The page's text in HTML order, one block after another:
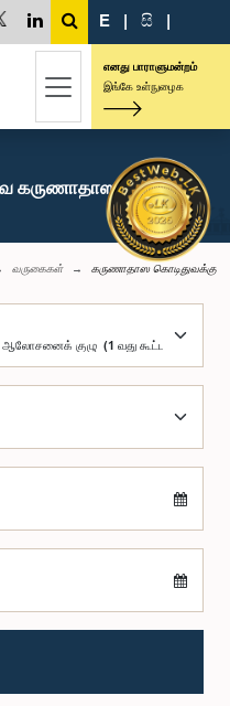
E | සි |
எனது பாராளுமன்றம்
இங்கே உள்நுழைக
கருணாதாஸ
வருகைகள் கருணாதாஸ கொடிதுவக்கு